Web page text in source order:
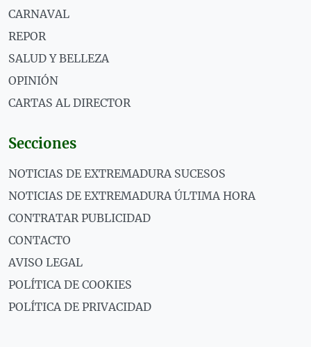
CARNAVAL
REPOR
SALUD Y BELLEZA
OPINIÓN
CARTAS AL DIRECTOR
Secciones
NOTICIAS DE EXTREMADURA SUCESOS
NOTICIAS DE EXTREMADURA ÚLTIMA HORA
CONTRATAR PUBLICIDAD
CONTACTO
AVISO LEGAL
POLÍTICA DE COOKIES
POLÍTICA DE PRIVACIDAD